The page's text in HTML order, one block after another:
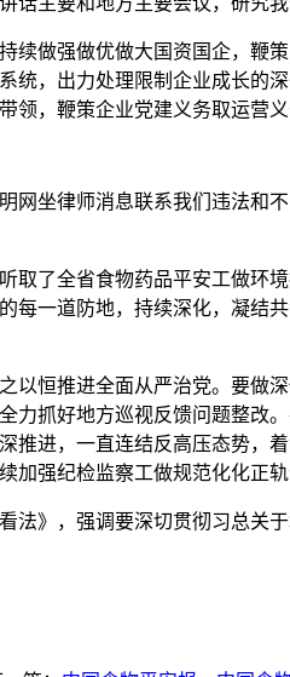
强做优做大国资国企，鞭
统，出力处理限制企业成长
领，鞭策企业党建义务取运营
律师消息联系我们违法和
全省食物药品平安工做环境
每一道防地，持续深化，凝
恒推进全面从严治党。要做
力抓好地方巡视反馈问题整
推进，一直连结反高压态势
强纪检监察工做规范化化正
》，强调要深切贯彻习总关